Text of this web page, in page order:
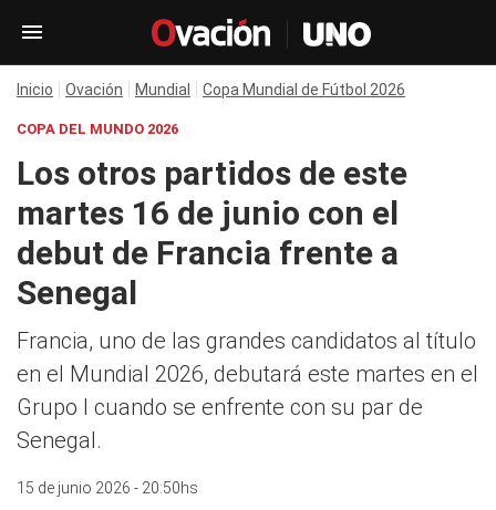
Inicio Ovación Mundial Copa Mundial de Fútbol 2026
COPA DEL MUNDO 2026
Los otros partidos de este
martes 16 de junio con el
debut de Francia frente a
Senegal
Francia, uno de las grandes candidatos al título
en el Mundial 2026, debutará este martes en el
Grupo I cuando se enfrente con su par de
Senegal.
15 de junio 2026 - 20:50hs